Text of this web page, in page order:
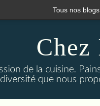
Tous nos
Chez
de la cuisine.
que nous